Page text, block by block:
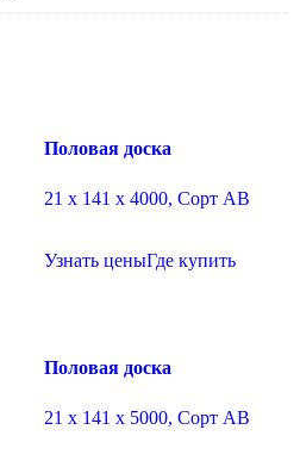
Половая доска
21 х 141 х 4000, Сорт АВ
Узнать ценыГде купить
Половая доска
21 х 141 х 5000, Сорт АВ